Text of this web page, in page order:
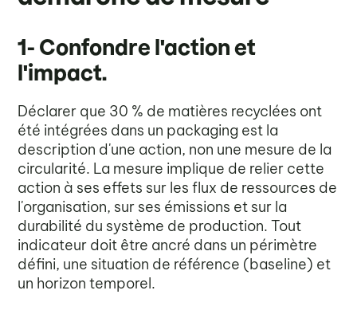
1- Confondre l'action et
l'impact.
Déclarer que 30 % de matières recyclées ont
été intégrées dans un packaging est la
description d'une action, non une mesure de la
circularité. La mesure implique de relier cette
action à ses effets sur les flux de ressources de
l'organisation, sur ses émissions et sur la
durabilité du système de production. Tout
indicateur doit être ancré dans un périmètre
défini, une situation de référence (baseline) et
un horizon temporel.